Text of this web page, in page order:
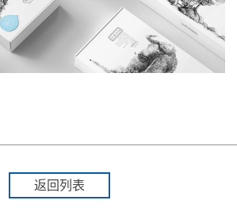
返回列表